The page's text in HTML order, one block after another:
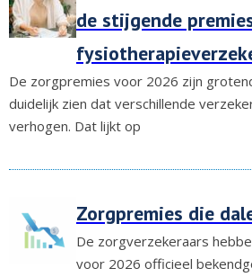
de stijgende
De zorgpremies voor 2026 zijn
duidelijk zien dat verschillende
verhogen. Dat lijkt op
Zorgpremies die
De zorgverzekeraars
voor 2026 officieel